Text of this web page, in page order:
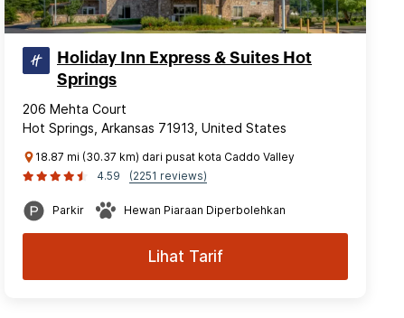
Holiday Inn Express & Suites Hot
Springs
206 Mehta Court
Hot Springs, Arkansas 71913, United States
18.87 mi (30.37 km) dari pusat kota Caddo Valley
4.59
(2251 reviews)
Parkir Hewan Piaraan Diperbolehkan
Lihat Tarif